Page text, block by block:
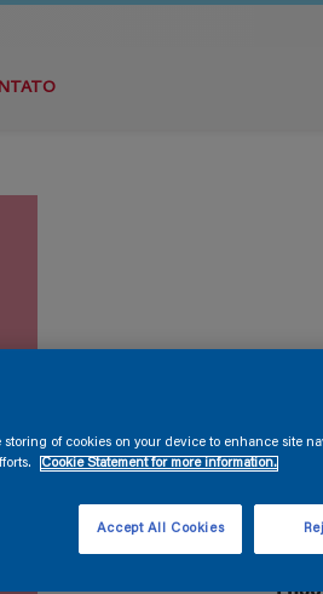
storing of cookies on your device to enhance site
Cookie Statement for more information.
Accept All Cookies